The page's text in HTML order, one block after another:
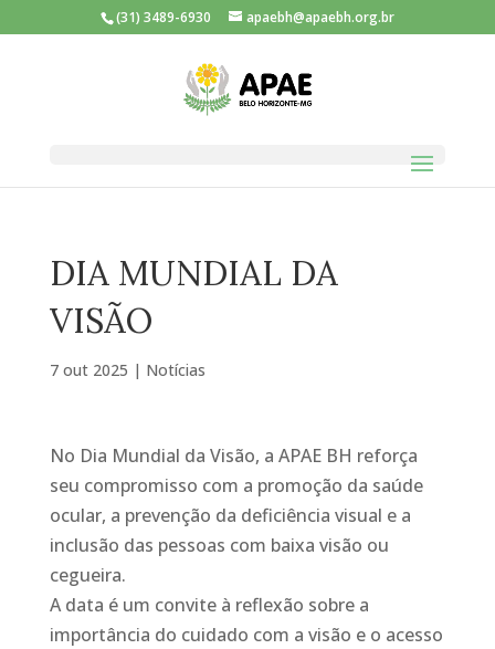
(31) 3489-6930 apaebh@apaebh.org.br
DIA MUNDIAL DA
VISÃO
7 out 2025 | Notícias
No Dia Mundial da Visão, a APAE BH reforça
seu compromisso com a promoção da saúde
ocular, a prevenção da deficiência visual e a
inclusão das pessoas com baixa visão ou
cegueira.
A data é um convite à reflexão sobre a
importância do cuidado com a visão e o acesso